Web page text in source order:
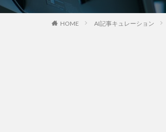
HOME AI記事キュレーション